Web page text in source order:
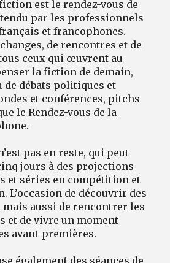
est le rendez-vous de
par les professionnels
et francophones.
de rencontres et de
ceux qui œuvrent au
la fiction de demain,
de débats politiques et
et conférences, pitchs
le Rendez-vous de la
pas en reste, qui peut
jours à des projections
et séries en compétition et
L’occasion de découvrir des
aussi de rencontrer les
et de vivre un moment
avant-premières.